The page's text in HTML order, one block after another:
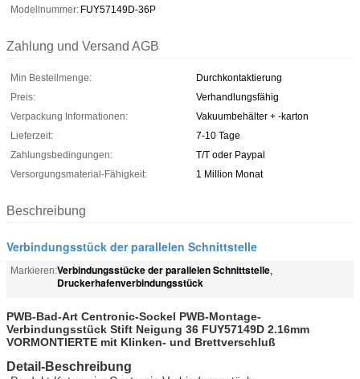
Modellnummer: FUY57149D-36P
Zahlung und Versand AGB
Min Bestellmenge:
Durchkontaktierung
Preis:
Verhandlungsfähig
Verpackung Informationen:
Vakuumbehälter + -karton
Lieferzeit:
7-10 Tage
Zahlungsbedingungen:
T/T oder Paypal
Versorgungsmaterial-Fähigkeit:
1 Million Monat
Beschreibung
Verbindungsstück der parallelen Schnittstelle
Markieren:Verbindungsstücke der parallelen Schnittstelle,
Druckerhafenverbindungsstück
PWB-Bad-Art Centronic-Sockel PWB-Montage-
Verbindungsstück Stift Neigung 36 FUY57149D 2.16mm
VORMONTIERTE mit Klinken- und Brettverschluß
Detail-Beschreibung